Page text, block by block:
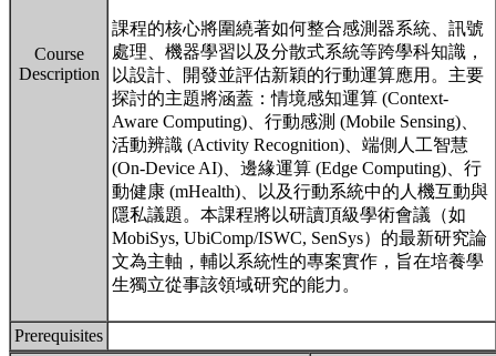
Course
Description
課程的核心將圍繞著如何整合感測器系統、訊號
處理、機器學習以及分散式系統等跨學科知識，
以設計、開發並評估新穎的行動運算應用。主要
探討的主題將涵蓋：情境感知運算 (Context-
Aware Computing)、行動感測 (Mobile Sensing)、
活動辨識 (Activity Recognition)、端側人工智慧
(On-Device AI)、邊緣運算 (Edge Computing)、行
動健康 (mHealth)、以及行動系統中的人機互動與
隱私議題。本課程將以研讀頂級學術會議（如
MobiSys, UbiComp/ISWC, SenSys）的最新研究論
文為主軸，輔以系統性的專案實作，旨在培養學
生獨立從事該領域研究的能力。
Prerequisites